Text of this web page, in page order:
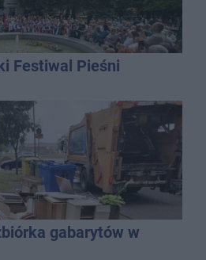
Festiwal Pieśni
gabarytów w